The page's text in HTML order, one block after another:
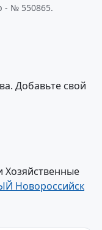
- № 550865.
Добавьте свой
Хозяйственные
Новороссийск